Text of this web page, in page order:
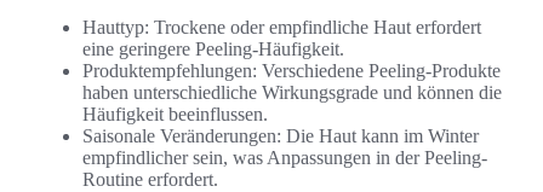
Hauttyp: Trockene oder empfindliche Haut erfordert
eine geringere Peeling-Häufigkeit.
Produktempfehlungen: Verschiedene Peeling-Produkte
haben unterschiedliche Wirkungsgrade und können die
Häufigkeit beeinflussen.
Saisonale Veränderungen: Die Haut kann im Winter
empfindlicher sein, was Anpassungen in der Peeling-
Routine erfordert.